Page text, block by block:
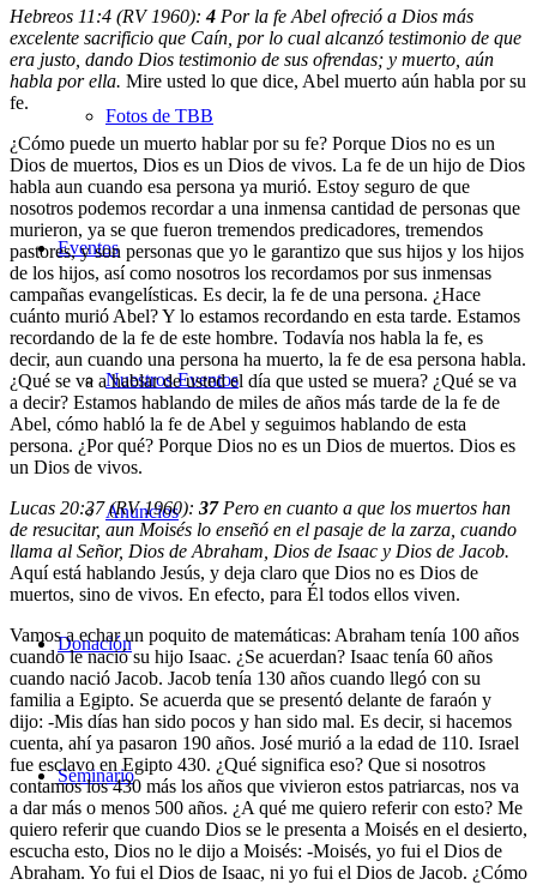
Fotos de TBB
Eventos
Nuestros Eventos
Anuncios
Donación
Seminario
Hebreos 11:4 (RV 1960):4 Por la fe Abel ofreció a Dios más
excelente sacrificio que Caín, por lo cual alcanzó testimonio de que
era justo, dando Dios testimonio de sus ofrendas; y muerto, aún
habla por ella. Mire usted lo que dice, Abel muerto aún habla por su
fe.
¿Cómo puede un muerto hablar por su fe? Porque Dios no es un
Dios de muertos, Dios es un Dios de vivos. La fe de un hijo de Dios
habla aun cuando esa persona ya murió. Estoy seguro de que
nosotros podemos recordar a una inmensa cantidad de personas que
murieron, ya se que fueron tremendos predicadores, tremendos
pastores, y son personas que yo le garantizo que sus hijos y los hijos
de los hijos, así como nosotros los recordamos por sus inmensas
campañas evangelísticas. Es decir, la fe de una persona. ¿Hace
cuánto murió Abel? Y lo estamos recordando en esta tarde. Estamos
recordando de la fe de este hombre. Todavía nos habla la fe, es
decir, aun cuando una persona ha muerto, la fe de esa persona habla.
¿Qué se va a hablar de usted el día que usted se muera? ¿Qué se va
a decir? Estamos hablando de miles de años más tarde de la fe de
Abel, cómo habló la fe de Abel y seguimos hablando de esta
persona. ¿Por qué? Porque Dios no es un Dios de muertos. Dios es
un Dios de vivos.
Lucas 20:37 (RV 1960): 37 Pero en cuanto a que los muertos han
de resucitar, aun Moisés lo enseñó en el pasaje de la zarza, cuando
llama al Señor, Dios de Abraham, Dios de Isaac y Dios de Jacob.
Aquí está hablando Jesús, y deja claro que Dios no es Dios de
muertos, sino de vivos. En efecto, para Él todos ellos viven.
Vamos a echar un poquito de matemáticas: Abraham tenía 100 años
cuando le nació su hijo Isaac. ¿Se acuerdan? Isaac tenía 60 años
cuando nació Jacob. Jacob tenía 130 años cuando llegó con su
familia a Egipto. Se acuerda que se presentó delante de faraón y
dijo: -Mis días han sido pocos y han sido mal. Es decir, si hacemos
cuenta, ahí ya pasaron 190 años. José murió a la edad de 110. Israel
fue esclavo en Egipto 430. ¿Qué significa eso? Que si nosotros
contamos los 430 más los años que vivieron estos patriarcas, nos va
a dar más o menos 500 años. ¿A qué me quiero referir con esto? Me
quiero referir que cuando Dios se le presenta a Moisés en el desierto,
escucha esto, Dios no le dijo a Moisés: -Moisés, yo fui el Dios de
Abraham. Yo fui el Dios de Isaac, ni yo fui el Dios de Jacob. ¿Cómo